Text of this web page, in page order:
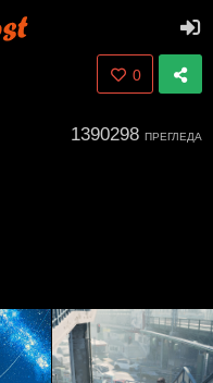
0
1390298 ПРЕГЛЕДА